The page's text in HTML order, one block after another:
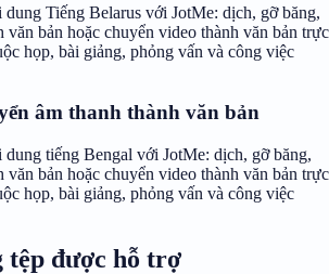
Tiếng Belarus với JotMe: dịch, gỡ băng,
văn bản hoặc chuyển video thành văn bản trực
họp, bài giảng, phỏng vấn và công việc
âm thanh thành văn bản
tiếng Bengal với JotMe: dịch, gỡ băng,
văn bản hoặc chuyển video thành văn bản trực
họp, bài giảng, phỏng vấn và công việc
tệp được hỗ trợ